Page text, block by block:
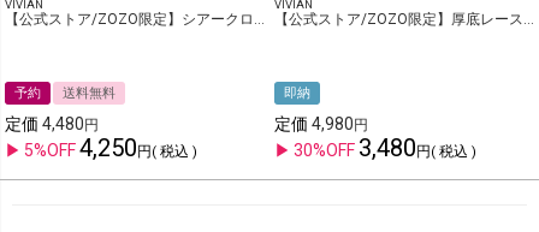
VIVIAN
【公式ストア/ZOZO限定】シアークロスフリル厚底チャンキーヒールストラップサンダル
予約 送料無料
定価 4,480
5%OFF4,250 税込
VIVIAN
【公式ストア/ZOZO限定】厚底レースアップダッドスポーツサンダル
即納
定価 4,980
30%OFF 3,480 税込